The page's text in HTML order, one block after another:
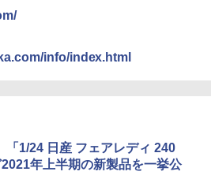
info/index.html
「1/24 日産 フェアレディ 240
年上半期の新製品を一挙公